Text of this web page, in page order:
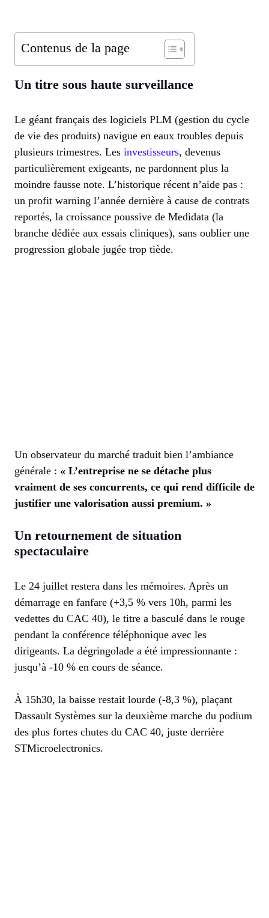
Contenus de la page
Un titre sous haute surveillance
Le géant français des logiciels PLM (gestion du cycle
de vie des produits) navigue en eaux troubles depuis
plusieurs trimestres. Les investisseurs, devenus
particulièrement exigeants, ne pardonnent plus la
moindre fausse note. L’historique récent n’aide pas :
un profit warning l’année dernière à cause de contrats
reportés, la croissance poussive de Medidata (la
branche dédiée aux essais cliniques), sans oublier une
progression globale jugée trop tiède.
Un observateur du marché traduit bien l’ambiance
générale : « L’entreprise ne se détache plus
vraiment de ses concurrents, ce qui rend difficile de
justifier une valorisation aussi premium. »
Un retournement de situation
spectaculaire
Le 24 juillet restera dans les mémoires. Après un
démarrage en fanfare (+3,5 % vers 10h, parmi les
vedettes du CAC 40), le titre a basculé dans le rouge
pendant la conférence téléphonique avec les
dirigeants. La dégringolade a été impressionnante :
jusqu’à -10 % en cours de séance.
À 15h30, la baisse restait lourde (-8,3 %), plaçant
Dassault Systèmes sur la deuxième marche du podium
des plus fortes chutes du CAC 40, juste derrière
STMicroelectronics.